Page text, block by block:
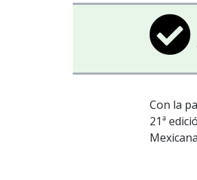
Con la
21ª